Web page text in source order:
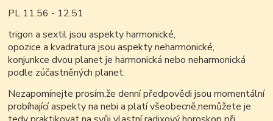
PL 11.56 - 12.51
trigon a sextil jsou aspekty harmonické,
opozice a kvadratura jsou aspekty neharmonické,
konjunkce dvou planet je harmonická nebo neharmonická
podle zúčastněných planet.
Nezapomínejte prosím,že denní předpovědi jsou momentální
probíhající aspekty na nebi a platí všeobecně,nemůžete je